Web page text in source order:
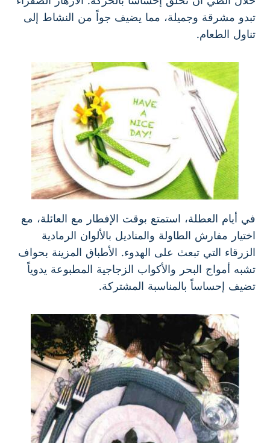
تبدو مشرقة وجميلة، مما يضيف جواً من النشاط إلى
تناول الطعام.
في أيام العطلة، استمتع بوقت الإفطار مع العائلة، مع
اختيار مفارش الطاولة والمناديل بالألوان الرمادية
الزرقاء التي تبعث على الهدوء. الأطباق المزينة بحواف
تشبه أمواج البحر والأكواب الزجاجية المطبوعة يدوياً
تضيف إحساساً بالمناسبة المشتركة.